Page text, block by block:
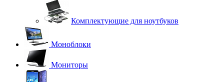
Комплектующие для ноутбуков
Моноблоки
Мониторы